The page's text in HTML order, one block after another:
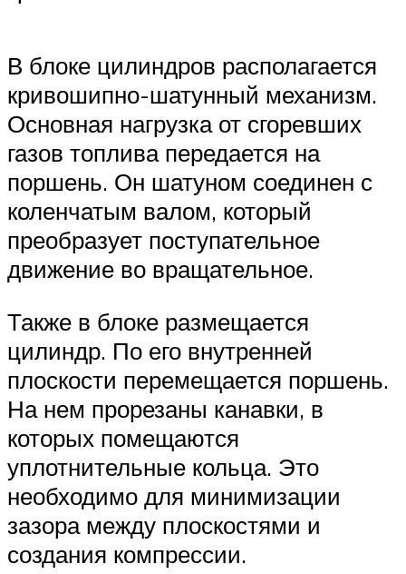
Меню
В блоке цилиндров располагается
кривошипно-шатунный механизм.
Основная нагрузка от сгоревших
газов топлива передается на
поршень. Он шатуном соединен с
коленчатым валом, который
преобразует поступательное
движение во вращательное.
Также в блоке размещается
цилиндр. По его внутренней
плоскости перемещается поршень.
На нем прорезаны канавки, в
которых помещаются
уплотнительные кольца. Это
необходимо для минимизации
зазора между плоскостями и
создания компрессии.